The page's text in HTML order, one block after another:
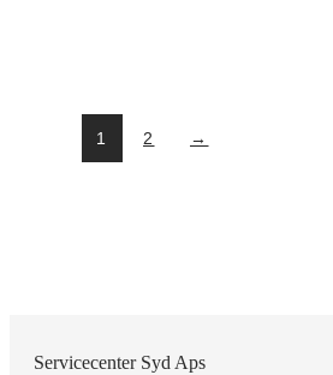
1 2 →
Servicecenter Syd Aps